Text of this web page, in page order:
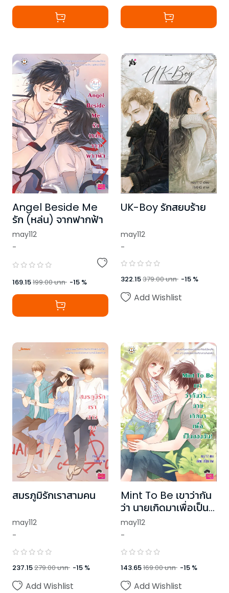
Angel Beside Me
รัก (หล่น) จากฟากฟ้า
may112
-
169.15199.00บาท -15 %
UK-Boy รักสยบร้าย
may112
-
322.15379.00บาท -15 %
Add Wishlist
สมรภูมิรักเราสามคน
may112
-
237.15279.00บาท -15 %
Add Wishlist
Mint To Be เขาว่ากัน
ว่า นายเกิดมาเพื่อเป็น
ของฉัน!
may112
-
143.65169.00บาท -15 %
Add Wishlist